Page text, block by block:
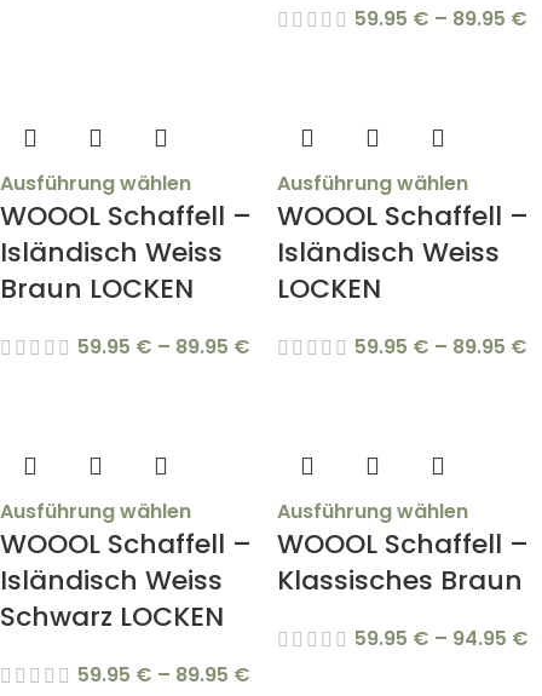
59.95 € – 89.95 €
Ausführung wählen
WOOOL Schaffell –
Isländisch Weiss
Braun LOCKEN
59.95 € – 89.95 €
Ausführung wählen
WOOOL Schaffell –
Isländisch Weiss
LOCKEN
59.95 € – 89.95 €
Ausführung wählen
WOOOL Schaffell –
Isländisch Weiss
Schwarz LOCKEN
59.95 € – 89.95 €
Ausführung wählen
WOOOL Schaffell –
Klassisches Braun
59.95 € – 94.95 €